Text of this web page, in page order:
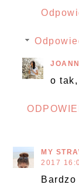
o
MY
2017